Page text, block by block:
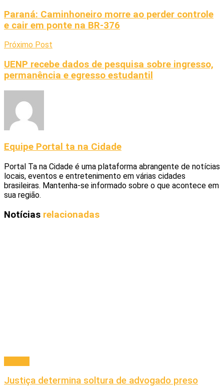
Paraná: Caminhoneiro morre ao perder controle
e cair em ponte na BR-376
Próximo Post
UENP recebe dados de pesquisa sobre ingresso,
permanência e egresso estudantil
Equipe Portal ta na Cidade
Portal Ta na Cidade é uma plataforma abrangente de notícias
locais, eventos e entretenimento em várias cidades
brasileiras. Mantenha-se informado sobre o que acontece em
sua região.
Notícias relacionadas
Justiça determina soltura de advogado preso